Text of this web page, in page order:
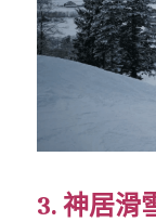
3. 神居滑